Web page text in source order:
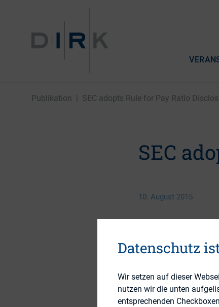
Publikation SEC adopts Rule for Pay Ratio
SEC
10. August 2015
Themengebiete
Datenschutz
Wir setzen auf dieser
nutzen wir die unten
entsprechenden